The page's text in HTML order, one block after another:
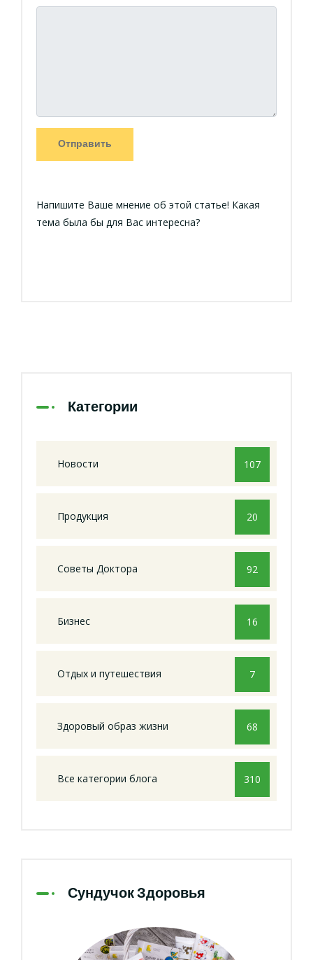
Отправить
Напишите Ваше мнение об этой статье! Какая
тема была бы для Вас интересна?
Категории
Новости 107
Продукция 20
Советы Доктора 92
Бизнес 16
Отдых и путешествия 7
Здоровый образ жизни 68
Все категории блога 310
Сундучок Здоровья